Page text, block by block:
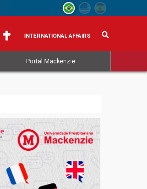
INTERNATIONAL AFFAIRS
Portal Mackenzie